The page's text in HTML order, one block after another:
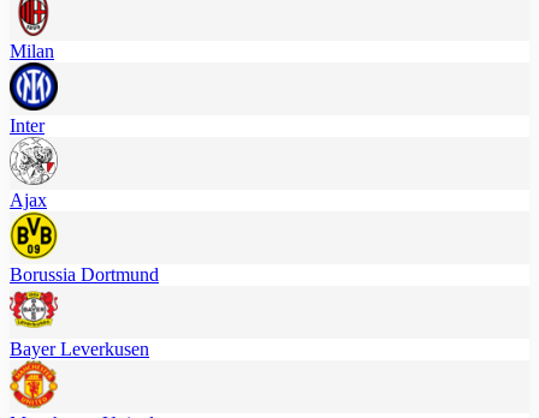
Milan
Inter
Ajax
Borussia Dortmund
Bayer Leverkusen